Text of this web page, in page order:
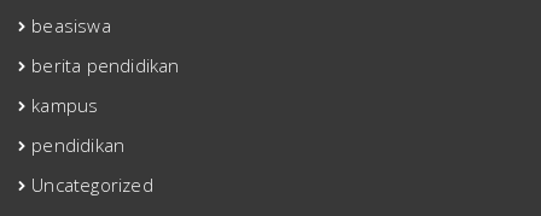
beasiswa
berita pendidikan
kampus
pendidikan
Uncategorized